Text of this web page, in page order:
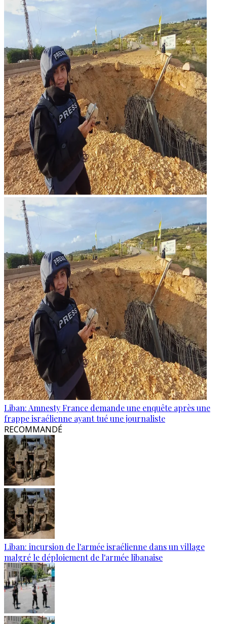
Liban: Amnesty France demande une enquête après une
frappe israélienne ayant tué une journaliste
RECOMMANDÉ
Liban: incursion de l'armée israélienne dans un village
malgré le déploiement de l'armée libanaise